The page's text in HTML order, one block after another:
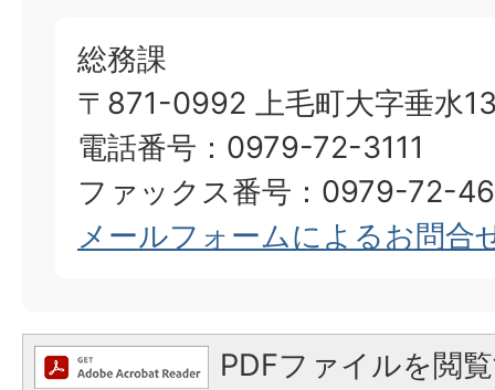
総務課
〒871-0992 上毛町大字垂水
電話番号：0979-72-3111
ファックス番号：0979-72-
メールフォームによるお問合
PDFファイルを閲